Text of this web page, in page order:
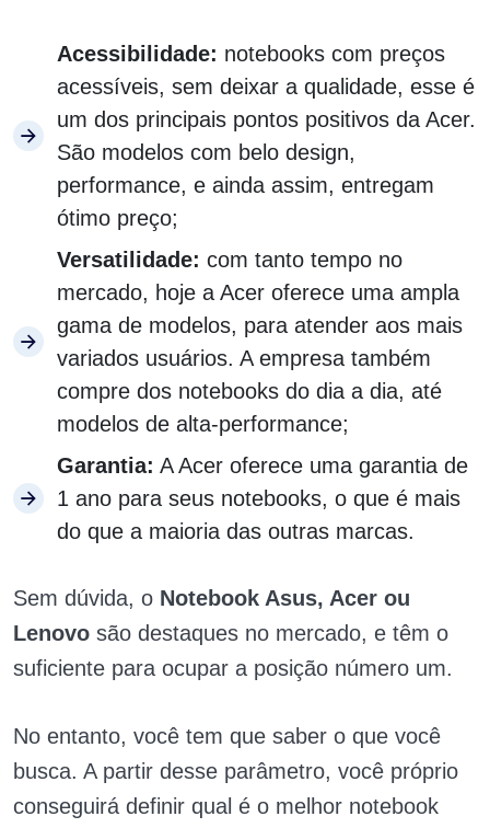
Acessibilidade: notebooks com preços
acessíveis, sem deixar a qualidade, esse é
um dos principais pontos positivos da Acer.
São modelos com belo design,
performance, e ainda assim, entregam
ótimo preço;
Versatilidade: com tanto tempo no
mercado, hoje a Acer oferece uma ampla
gama de modelos, para atender aos mais
variados usuários. A empresa também
compre dos notebooks do dia a dia, até
modelos de alta-performance;
Garantia: A Acer oferece uma garantia de
1 ano para seus notebooks, o que é mais
do que a maioria das outras marcas.
Sem dúvida, o Notebook Asus, Acer ou
Lenovo são destaques no mercado, e têm o
suficiente para ocupar a posição número um.
No entanto, você tem que saber o que você
busca. A partir desse parâmetro, você próprio
conseguirá definir qual é o melhor notebook